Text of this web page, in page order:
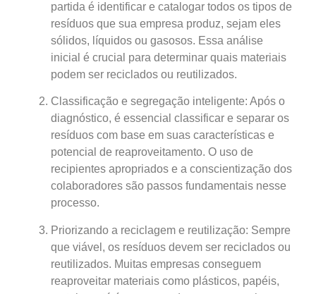
partida é identificar e catalogar todos os tipos de
resíduos que sua empresa produz, sejam eles
sólidos, líquidos ou gasosos. Essa análise
inicial é crucial para determinar quais materiais
podem ser reciclados ou reutilizados.
Classificação e segregação inteligente: Após o
diagnóstico, é essencial classificar e separar os
resíduos com base em suas características e
potencial de reaproveitamento. O uso de
recipientes apropriados e a conscientização dos
colaboradores são passos fundamentais nesse
processo.
Priorizando a reciclagem e reutilização: Sempre
que viável, os resíduos devem ser reciclados ou
reutilizados. Muitas empresas conseguem
reaproveitar materiais como plásticos, papéis,